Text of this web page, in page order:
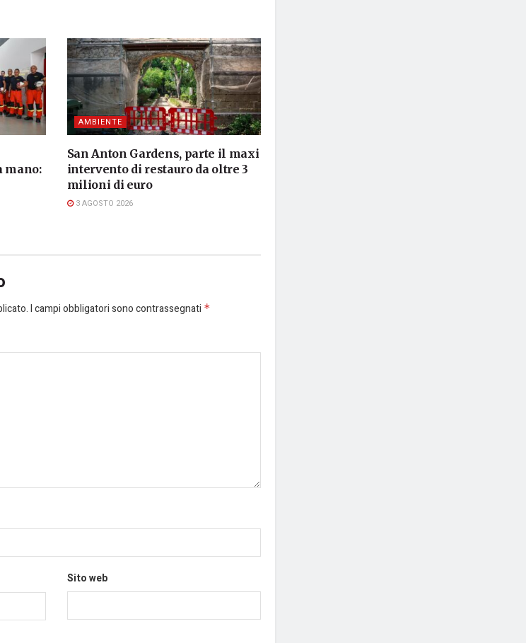
mano:
AMBIENTE
San Anton Gardens, parte il maxi
intervento di restauro da oltre 3
milioni di euro
3 AGOSTO 2026
I campi obbligatori sono contrassegnati *
Sito web